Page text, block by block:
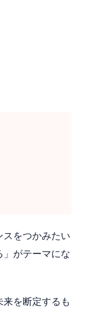
をつかみたい
がテーマにな
を断定するも